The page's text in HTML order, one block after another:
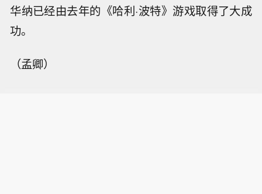
华纳已经由去年的《哈利·波特》游戏取得了大成
功。
（孟卿）